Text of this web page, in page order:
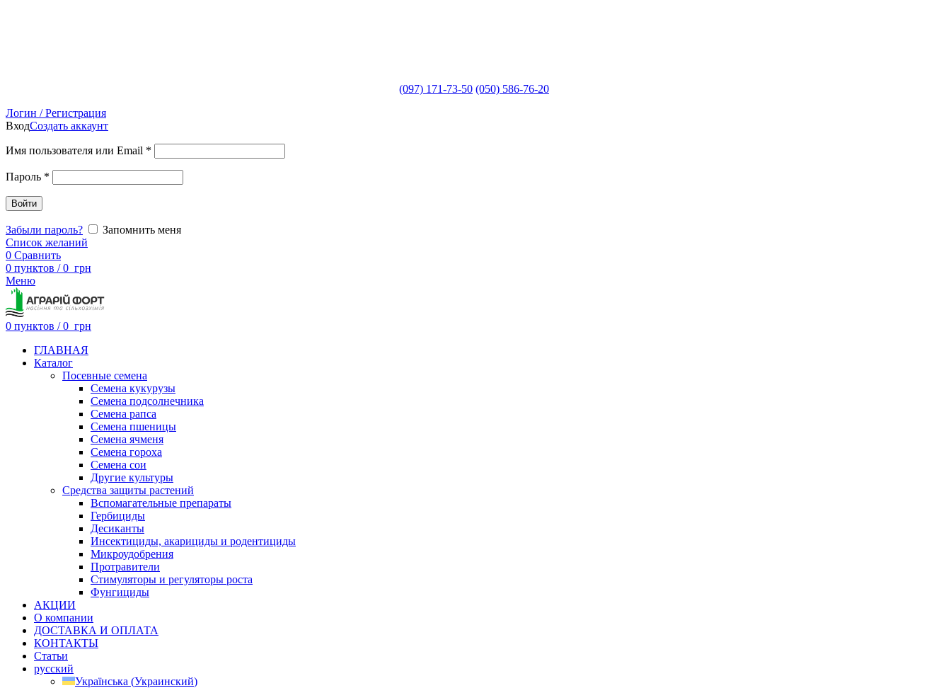
(097) 171-73-50 (050) 586-76-20
Логин / Регистрация
ВходСоздать аккаунт
Имя пользователя или Email *
Пароль *
Войти
Забыли пароль?
Запомнить меня
Список желаний
0 Сравнить
0 пунктов / 0 грн
Меню
0 пунктов / 0 грн
ГЛАВНАЯ
Каталог
Посевные семена
Семена кукурузы
Семена подсолнечника
Семена рапса
Семена пшеницы
Семена ячменя
Семена гороха
Семена сои
Другие культуры
Средства защиты растений
Вспомагательные препараты
Гербициды
Десиканты
Инсектициды, акарициды и родентициды
Микроудобрения
Протравители
Стимуляторы и регуляторы роста
Фунгициды
АКЦИИ
О компании
ДОСТАВКА И ОПЛАТА
КОНТАКТЫ
Статьи
русский
Українська (Украинский)